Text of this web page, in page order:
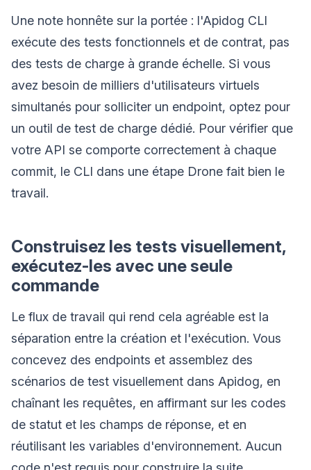
Une note honnête sur la portée : l'Apidog CLI
exécute des tests fonctionnels et de contrat, pas
des tests de charge à grande échelle. Si vous
avez besoin de milliers d'utilisateurs virtuels
simultanés pour solliciter un endpoint, optez pour
un outil de test de charge dédié. Pour vérifier que
votre API se comporte correctement à chaque
commit, le CLI dans une étape Drone fait bien le
travail.
Construisez les tests visuellement,
exécutez-les avec une seule
commande
Le flux de travail qui rend cela agréable est la
séparation entre la création et l'exécution. Vous
concevez des endpoints et assemblez des
scénarios de test visuellement dans Apidog, en
chaînant les requêtes, en affirmant sur les codes
de statut et les champs de réponse, et en
réutilisant les variables d'environnement. Aucun